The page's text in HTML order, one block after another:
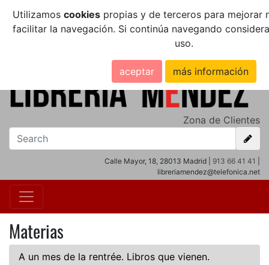
Utilizamos cookiespropias y de terceros para mejorar
facilitar la navegación. Si continúa navegando
uso.
aceptar más información
Zona de Clientes
Calle Mayor, 18, 28013 Madrid | 913 66 41 41
libreriamendez@telefonica.net
Materias
A un mes de la rentrée. Libros que vienen.